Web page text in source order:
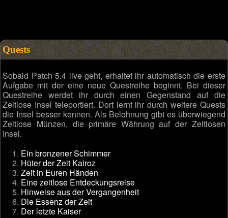
Quests
Sobald Patch 5.4 live geht, erhaltet ihr automatisch die erste
Aufgabe mit der eine neue Questreihe beginnt. Bei dieser
Questreihe werdet ihr durch einen Gegenstand auf die
Zeitlose Insel teleportiert. Dort lernt ihr durch weitere Quests
die Insel besser kennen. Als Belohnung gibt es überwiegend
Zeitlose Münzen, die primäre Währung auf der Zeitlosen
Insel.
Ein bronzener Schimmer
Hüter der Zeit Kairoz
Zeit in Euren Händen
Eine zeitlose Entdeckungsreise
Hinweise aus der Vergangenheit
Die Essenz der Zeit
Der letzte Kaiser